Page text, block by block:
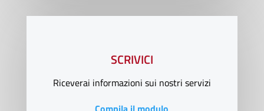
SCRIVICI
Riceverai informazioni sui nostri servizi